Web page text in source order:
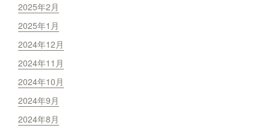
2025年2月
2025年1月
2024年12月
2024年11月
2024年10月
2024年9月
2024年8月